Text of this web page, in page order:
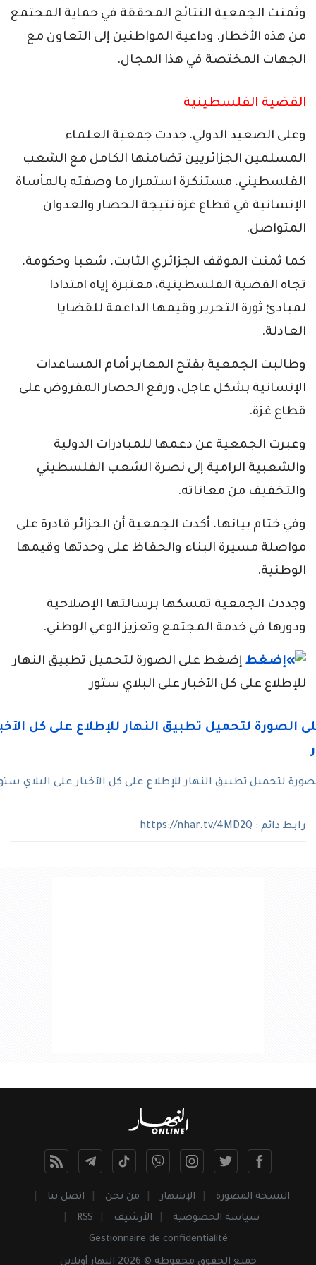
وثمنت الجمعية النتائج المحققة في حماية المجتمع
من هذه الأخطار. وداعية المواطنين إلى التعاون مع
الجهات المختصة في هذا المجال.
القضية الفلسطينية
وعلى الصعيد الدولي، جددت جمعية العلماء
المسلمين الجزائريين تضامنها الكامل مع الشعب
الفلسطيني، مستنكرة استمرار ما وصفته بالمأساة
الإنسانية في قطاع غزة نتيجة الحصار والعدوان
المتواصل.
كما ثمنت الموقف الجزائري الثابت، شعبا وحكومة،
تجاه القضية الفلسطينية، معتبرة إياه امتدادا
لمبادئ ثورة التحرير وقيمها الداعمة للقضايا
العادلة.
وطالبت الجمعية بفتح المعابر أمام المساعدات
الإنسانية بشكل عاجل، ورفع الحصار المفروض على
قطاع غزة.
وعبرت الجمعية عن دعمها للمبادرات الدولية
والشعبية الرامية إلى نصرة الشعب الفلسطيني
والتخفيف من معاناته.
وفي ختام بيانها، أكدت الجمعية أن الجزائر قادرة على
مواصلة مسيرة البناء والحفاظ على وحدتها وقيمها
الوطنية.
وجددت الجمعية تمسكها برسالتها الإصلاحية
ودورها في خدمة المجتمع وتعزيز الوعي الوطني.
إضغط على الصورة لتحميل تطبيق النهار
للإطلاع على كل الآخبار على البلاي ستور
لتحميل تطبيق النهار للإطلاع على كل الآخبار على البلاي
رابط دائم : https://nhar.tv/4MD2Q
النسخة المصورة الإشهار من نحن
اتصل بنا
سياسة الخصوصية
الأرشيف
RSS
Gestionnaire de confidentialité
جميع الحقوق محفوظة © 2026 النهار أونلاين